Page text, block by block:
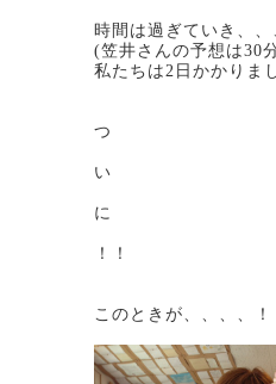
時間は過ぎていき、、
(笠井さんの予想は30
私たちは2日かかりま
つ
い
に
！！
このときが、、、、！